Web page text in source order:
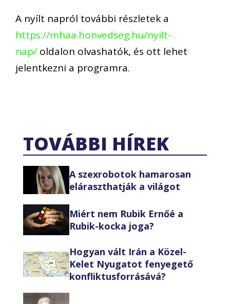
A nyílt napról további részletek a
https://mhaa.honvedseg.hu/nyilt-
nap/ oldalon olvashatók, és ott lehet
jelentkezni a programra.
TOVÁBBI HÍREK
A szexrobotok hamarosan
eláraszthatják a világot
Miért nem Rubik Ernőé a
Rubik-kocka joga?
Hogyan vált Irán a Közel-
Kelet Nyugatot fenyegető
konfliktusforrásává?